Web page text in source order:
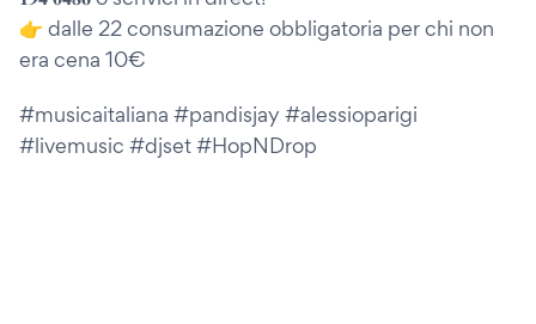
👉 dalle 22 consumazione obbligatoria per chi non
era cena 10€
#musicaitaliana #pandisjay #alessioparigi
#livemusic #djset #HopNDrop